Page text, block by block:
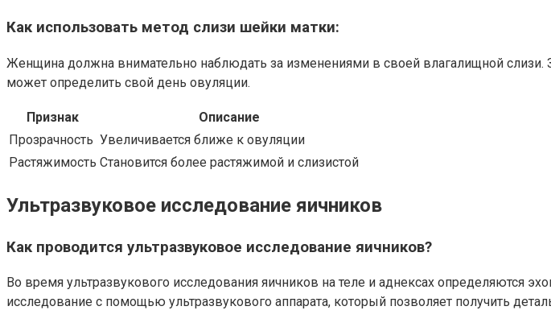
Как использовать метод слизи шейки матки:
Женщина должна внимательно наблюдать за изменениями в своей влагалищной
может определить свой день овуляции.
Признак
Описание
Прозрачность Увеличивается ближе к овуляции
Растяжимость Становится более растяжимой и слизистой
Ультразвуковое исследование яичников
Как проводится ультразвуковое исследование яичников?
Во время ультразвукового исследования яичников на теле и аднексах определяются
исследование с помощью ультразвукового аппарата, который позволяет получить